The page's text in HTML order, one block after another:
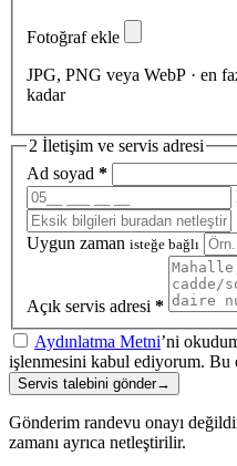
Fotoğraf ekle
JPG, PNG veya WebP · en
kadar
2 İletişim ve servis adresi
Ad soyad *
Uygun zaman isteğe bağlı
Açık servis adresi *
Aydınlatma Metni’ni
işlenmesini kabul ediyorum. Bu
Servis talebini gönder→
Gönderim randevu onayı
zamanı ayrıca netleştirilir.